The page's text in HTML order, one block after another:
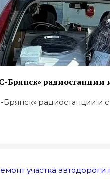
Брянск»
радиостанции и